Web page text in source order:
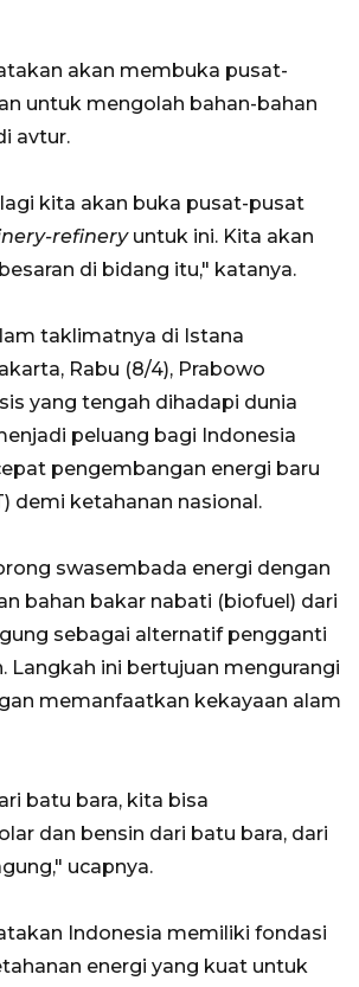
akan membuka pusat-
untuk mengolah bahan-bahan
avtur.
kita akan buka pusat-pusat
refineryuntuk ini. Kita akan
di bidang itu," katanya.
taklimatnya di Istana
Rabu (8/4), Prabowo
yang tengah dihadapi dunia
peluang bagi Indonesia
pengembangan energi baru
demi ketahanan nasional.
swasembada energi dengan
bahan bakar nabati (biofuel) dari
sebagai alternatif pengganti
Langkah ini bertujuan mengurangi
memanfaatkan kekayaan alam
batu bara, kita bisa
dan bensin dari batu bara, dari
ucapnya.
Indonesia memiliki fondasi
energi yang kuat untuk